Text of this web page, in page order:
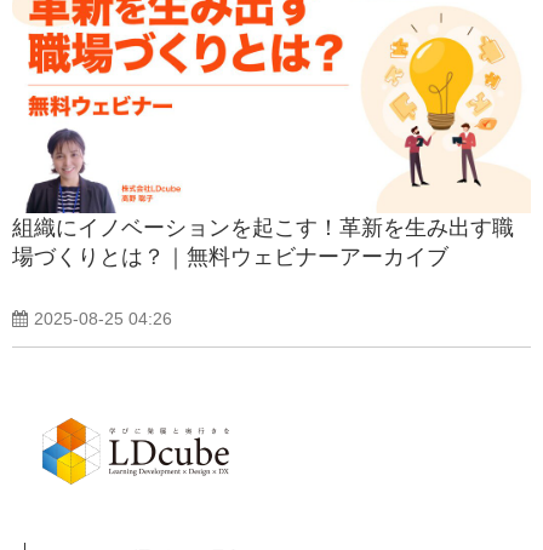
組織にイノベーションを起こす！革新を生み出す職
場づくりとは？｜無料ウェビナーアーカイブ
2025-08-25 04:26